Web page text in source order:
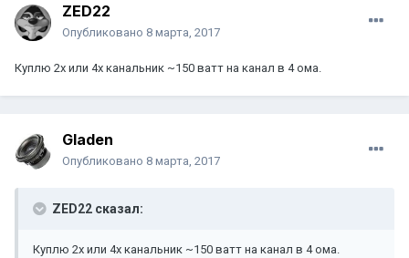
ZED22
Опубликовано 8 марта, 2017
Куплю 2х или 4х канальник ~150 ватт на канал в 4 ома.
Gladen
Опубликовано 8 марта, 2017
ZED22 сказал:
Куплю 2х или 4х канальник ~150 ватт на канал в 4 ома.